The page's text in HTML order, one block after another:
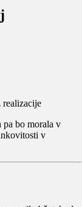
realizacije
bo morala v
v